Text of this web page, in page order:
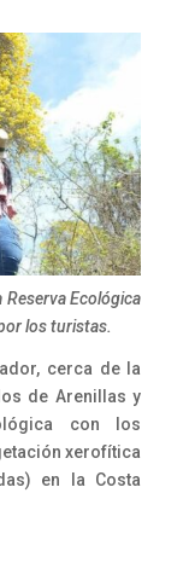
Ecológica
los turistas.
cerca de la
de Arenillas y
con los
xerofítica
en la Costa